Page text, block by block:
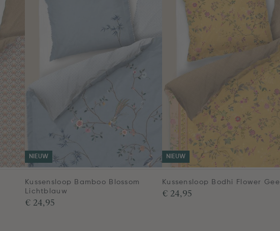
NIEUW
Kussensloop Bamboo Blossom
Lichtblauw
€ 24,95
NIEUW
Kussensloop Bodhi Flower Geel
€ 24,95